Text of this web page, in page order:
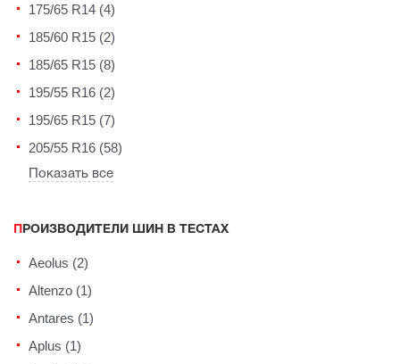
175/65 R14 (4)
185/60 R15 (2)
185/65 R15 (8)
195/55 R16 (2)
195/65 R15 (7)
205/55 R16 (58)
Показать все
ПРОИЗВОДИТЕЛИ ШИН В ТЕСТАХ
Aeolus (2)
Altenzo (1)
Antares (1)
Aplus (1)